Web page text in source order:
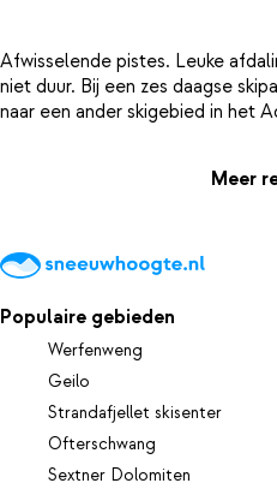
Afwisselende pistes. Leuke
niet duur. Bij een zes daagse
Meer
Populaire gebieden
Werfenweng
Geilo
Strandafjellet skisenter
Ofterschwang
Sextner Dolomiten